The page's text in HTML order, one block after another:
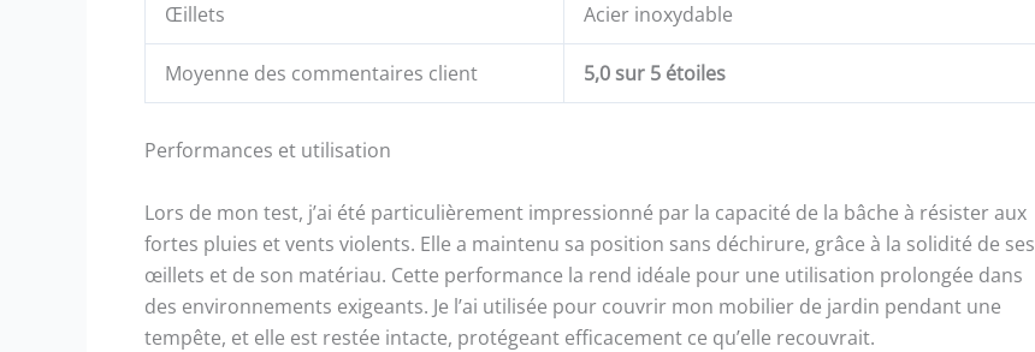
Œillets Acier inoxydable
Moyenne des commentaires client 5,0 sur 5 étoiles
Performances et utilisation
Lors de mon test, j’ai été particulièrement impressionné par la capacité de la bâche à résister aux
fortes pluies et vents violents. Elle a maintenu sa position sans déchirure, grâce à la solidité de ses
œillets et de son matériau. Cette performance la rend idéale pour une utilisation prolongée dans
des environnements exigeants. Je l’ai utilisée pour couvrir mon mobilier de jardin pendant une
tempête, et elle est restée intacte, protégeant efficacement ce qu’elle recouvrait.